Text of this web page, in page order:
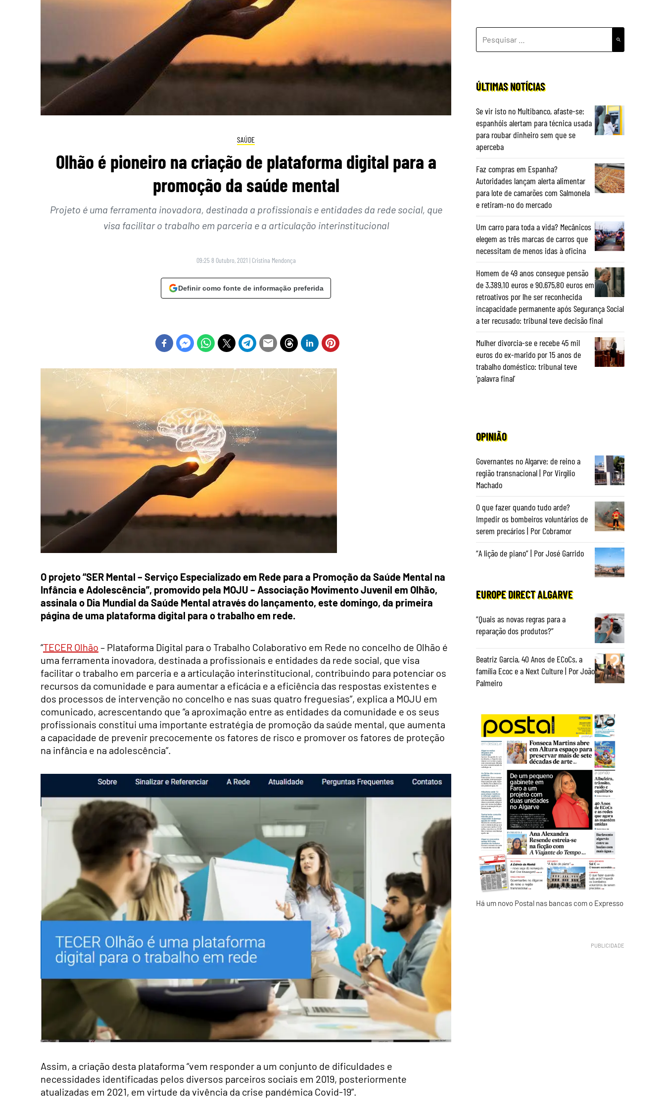
SAÚDE
Olhão é pioneiro na criação de plataforma digital para a
promoção da saúde mental
Projeto é uma ferramenta inovadora, destinada a profissionais e entidades da rede social, que
visa facilitar o trabalho em parceria e a articulação interinstitucional
09:25 8 Outubro, 2021 | Cristina Mendonça
Definir como fonte de informação preferida
O projeto “SER Mental – Serviço Especializado em Rede para a Promoção da Saúde Mental na
Infância e Adolescência”, promovido pela MOJU – Associação Movimento Juvenil em Olhão,
assinala o Dia Mundial da Saúde Mental através do lançamento, este domingo, da primeira
página de uma plataforma digital para o trabalho em rede.
“TECER Olhão – Plataforma Digital para o Trabalho Colaborativo em Rede no concelho de Olhão é
uma ferramenta inovadora, destinada a profissionais e entidades da rede social, que visa
facilitar o trabalho em parceria e a articulação interinstitucional, contribuindo para potenciar os
recursos da comunidade e para aumentar a eficácia e a eficiência das respostas existentes e
dos processos de intervenção no concelho e nas suas quatro freguesias”, explica a MOJU em
comunicado, acrescentando que “a aproximação entre as entidades da comunidade e os seus
profissionais constitui uma importante estratégia de promoção da saúde mental, que aumenta
a capacidade de prevenir precocemente os fatores de risco e promover os fatores de proteção
na infância e na adolescência”.
Assim, a criação desta plataforma “vem responder a um conjunto de dificuldades e
necessidades identificadas pelos diversos parceiros sociais em 2019, posteriormente
atualizadas em 2021, em virtude da vivência da crise pandémica Covid-19”.
POR:
ÚLTIMAS NOTÍCIAS
Se vir isto no Multibanco, afaste-se:
espanhóis alertam para técnica usada
para roubar dinheiro sem que se
aperceba
Faz compras em Espanha?
Autoridades lançam alerta alimentar
para lote de camarões com Salmonela
e retiram-no do mercado
Um carro para toda a vida? Mecânicos
elegem as três marcas de carros que
necessitam de menos idas à oficina
Homem de 49 anos consegue pensão
de 3.389,10 euros e 90.675,80 euros em
retroativos por lhe ser reconhecida
incapacidade permanente após Segurança Social
a ter recusado: tribunal teve decisão final
Mulher divorcia-se e recebe 45 mil
euros do ex-marido por 15 anos de
trabalho doméstico: tribunal teve
‘palavra final’
OPINIÃO
Governantes no Algarve: de reino a
região transnacional | Por Virgílio
Machado
O que fazer quando tudo arde?
Impedir os bombeiros voluntários de
serem precários | Por Cobramor
“A lição de piano” | Por José Garrido
EUROPE DIRECT ALGARVE
“Quais as novas regras para a
reparação dos produtos?”
Beatriz Garcia, 40 Anos de ECoCs, a
família Ecoc e a Next Culture | Por João
Palmeiro
Há um novo Postal nas bancas com o Expresso